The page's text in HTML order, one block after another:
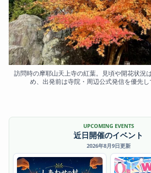
訪問時の摩耶山天上寺の紅葉。見頃や開花状況
め、出発前は寺院・周辺公式発信を優先し
UPCOMING EVENTS
近日開催のイベント
2026年8月9日更新